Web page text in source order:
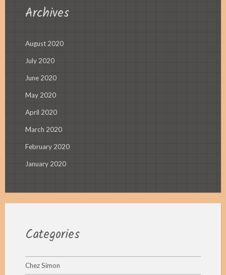
Archives
August 2020
July 2020
June 2020
May 2020
April 2020
March 2020
February 2020
January 2020
Categories
Chez Simon